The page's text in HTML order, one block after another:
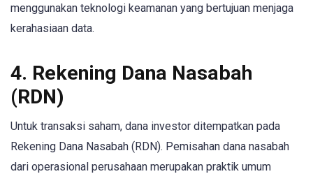
menggunakan teknologi keamanan yang bertujuan menjaga
kerahasiaan data.
4. Rekening Dana Nasabah
(RDN)
Untuk transaksi saham, dana investor ditempatkan pada
Rekening Dana Nasabah (RDN). Pemisahan dana nasabah
dari operasional perusahaan merupakan praktik umum